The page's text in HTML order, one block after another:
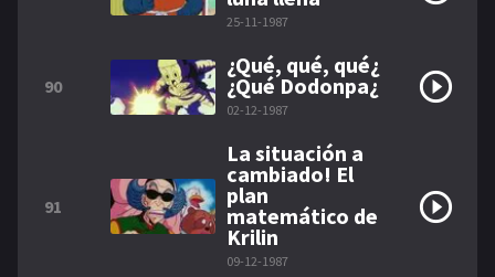
25-11-1987
90
¿Qué, qué, qué¿
¿Qué Dodonpa¿
02-12-1987
91
La situación a
cambiado! El
plan
matemático de
Krilin
09-12-1987